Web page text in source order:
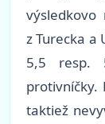
výsledkovo
z Turecka a
5,5 resp.
protivníčky.
taktiež